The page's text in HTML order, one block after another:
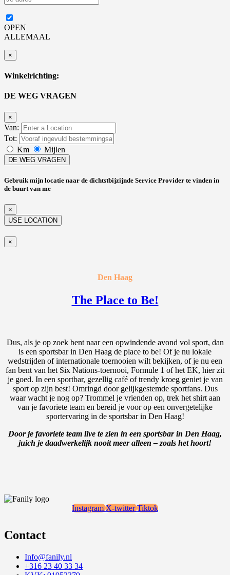
OPEN
ALLEMAAL
×
Winkelrichting:
DE WEG VRAGEN
×
Van:
Tot:
Km
Mijlen
DE WEG VRAGEN
Gebruik mijn locatie naar de dichtstbijzijnde Service Provider te vinden in
de buurt van me
×
USE LOCATION
×
Den Haag
The Place to Be!
Dus, als je op zoek bent naar een opwindende avond vol sport, dan
is een sportsbar in Den Haag de place to be! Of je nu lokale
wedstrijden of internationale toernooien wilt bekijken, of je nu een
fan bent van het Six Nations-toernooi, Formule 1 of het EK, hier zit
je goed. In een sportbar, gezellig café of trendy kroeg geniet je van
sport op zijn best! Omringd door gelijkgestemde sportfans. Dus
waar wacht je nog op? Trommel je vrienden op, trek het shirt aan
van je favoriete team en bereid je voor op een onvergetelijke
sportervaring in de sportsbar in Den Haag!
Door je favoriete team live te zien in een sportsbar in Den Haag,
juich je daadwerkelijk nooit meer alleen – zoals het hoort!
Instagram X-twitter Tiktok
Contact
Info@fanily.nl
+316 23 40 33 34